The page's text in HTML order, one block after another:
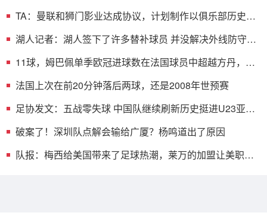
TA：曼联和狮门影业达成协议，计划制作以俱乐部历史为
湖人记者：湖人签下了许多替补球员 并没解决外线防守的
11球，姆巴佩单季欧冠进球数在法国球员中超越方丹，仅
法国上次在前20分钟落后两球，还是2008年世预赛
足协发文：五战零失球 中国队继续刷新历史挺进U23亚洲
破案了！深圳队点解会输给广厦？杨鸣道出了原因
队报：梅西给美国带来了足球热潮，莱万的加盟让美职联